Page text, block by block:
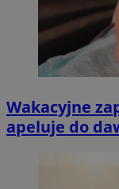
Wakacyjne
apeluje do